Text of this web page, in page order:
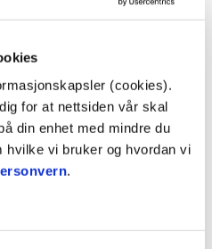
(cookies).
for at nettsiden vår skal
din enhet med mindre du
hvilke vi bruker og hvordan vi
.
benytte seg av foreldre
ressurs. Gjennom god
administrativ leder i
danne grunnlag for ett
skape de beste
skal ha ett trygt og